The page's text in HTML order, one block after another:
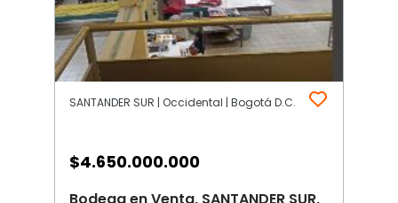
SANTANDER SUR | Occidental | Bogotá D.C.
$4.650.000.000